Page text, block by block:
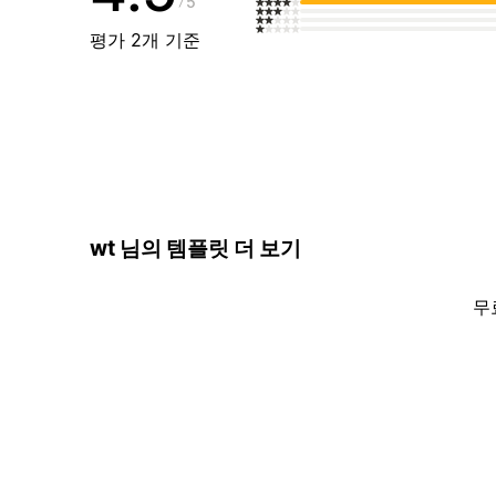
평가 2개 기준
wt 님의 템플릿 더 보기
무